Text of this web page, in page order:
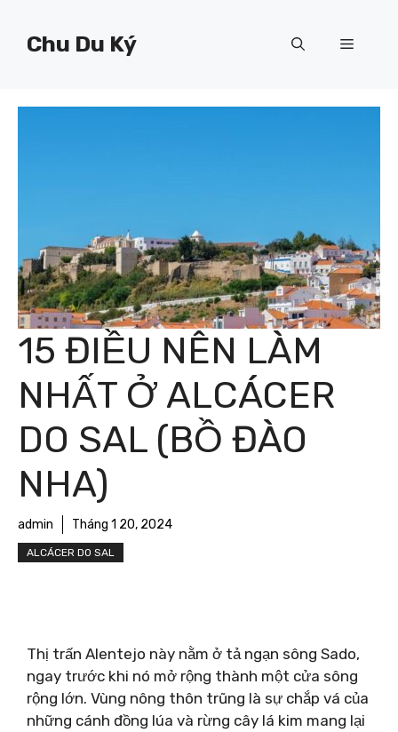
Chu Du Ký Menu
15 ĐIỀU NÊN LÀM
NHẤT Ở ALCÁCER
DO SAL (BỒ ĐÀO
NHA)
admin Tháng 1 20, 2024
ALCÁCER DO SAL
Thị trấn Alentejo này nằm ở tả ngạn sông Sado,
ngay trước khi nó mở rộng thành một cửa sông
rộng lớn. Vùng nông thôn trũng là sự chắp vá của
những cánh đồng lúa và rừng cây lá kim mang lại